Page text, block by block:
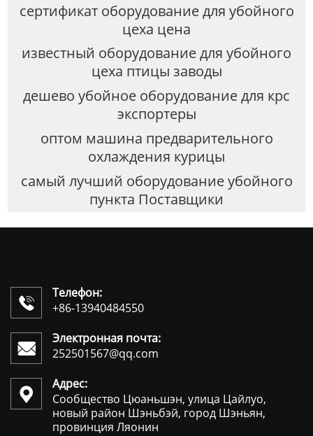
сертификат оборудование для убойного
цеха цена
известный оборудование для убойного
цеха птицы заводы
дешево убойное оборудование для крс
экспортеры
оптом машина предварительного
охлаждения курицы
самый лучший оборудование убойного
пункта Поставщики

Телефон:
+86-13940484550

Электронная почта:
252501567@qq.com

Адрес:
Сообщество Цюаньшэн, улица Цайлуо,
новый район Шэньбэй, город Шэньян,
провинция Ляонин